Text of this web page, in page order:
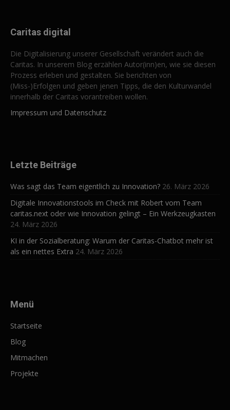
Caritas digital
Die Digitalisierung unserer Gesellschaft verändert auch die
Caritas. In unserem Blog erzählen Autor(inn)en, wie sie diesen
Prozess erleben und gestalten. Sie berichten von
(Miss-)Erfolgen und geben jenen Tipps, die den Kulturwandel
innerhalb der Caritas vorantreiben wollen.
Impressum und Datenschutz
Letzte Beiträge
Was sagt das Team eigentlich zu Innovation? 26. März 2026
Digitale Innovationstools im Check mit Robert vom Team
caritas.next oder wie Innovation gelingt – Ein Werkzeugkasten
24. März 2026
KI in der Sozialberatung: Warum der Caritas-Chatbot mehr ist
als ein nettes Extra 24. März 2026
Menü
Startseite
Blog
Mitmachen
Projekte